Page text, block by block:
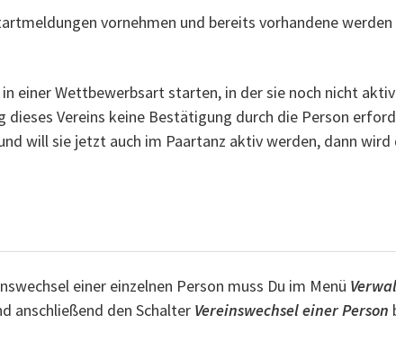
vornehmen und bereits vorhandene werden
einer Wettbewerbsart starten, in der sie noch nicht
Vereins keine Bestätigung durch die Person
will sie jetzt auch im Paartanz aktiv werden, dann
einer einzelnen Person muss Du im Menü
anschließend den Schalter Vereinswechsel einer Person